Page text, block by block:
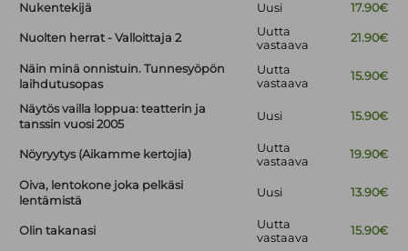
Nukentekijä Uusi 17.90€
Nuolten herrat - Valloittaja 2
Uutta
vastaava
21.90€
Näin minä onnistuin. Tunnesyöpön
laihdutusopas
Uutta
vastaava
15.90€
Näytös vailla loppua: teatterin ja
tanssin vuosi 2005
Uusi 15.90€
Nöyryytys (Aikamme kertojia)
Uutta
vastaava
19.90€
Oiva, lentokone joka pelkäsi
lentämistä
Uusi 13.90€
Olin takanasi
Uutta
vastaava
15.90€